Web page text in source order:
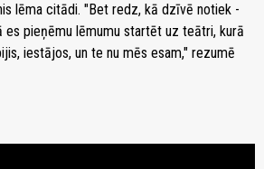
lēma citādi. "Bet redz, kā dzīvē notiek -
es pieņēmu lēmumu startēt uz teātri, kurā
iestājos, un te nu mēs esam," rezumē